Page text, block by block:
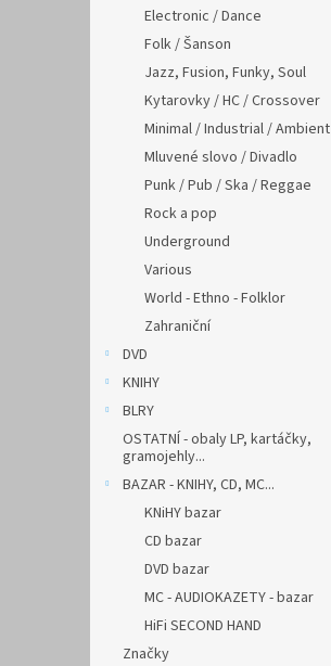
Electronic / Dance
Folk / Šanson
Jazz, Fusion, Funky, Soul
Kytarovky / HC / Crossover
Minimal / Industrial / Ambient
Mluvené slovo / Divadlo
Punk / Pub / Ska / Reggae
Rock a pop
Underground
Various
World - Ethno - Folklor
Zahraniční
DVD
KNIHY
BLRY
OSTATNÍ - obaly LP, kartáčky,
gramojehly...
BAZAR - KNIHY, CD, MC...
KNiHY bazar
CD bazar
DVD bazar
MC - AUDIOKAZETY - bazar
HiFi SECOND HAND
Značky